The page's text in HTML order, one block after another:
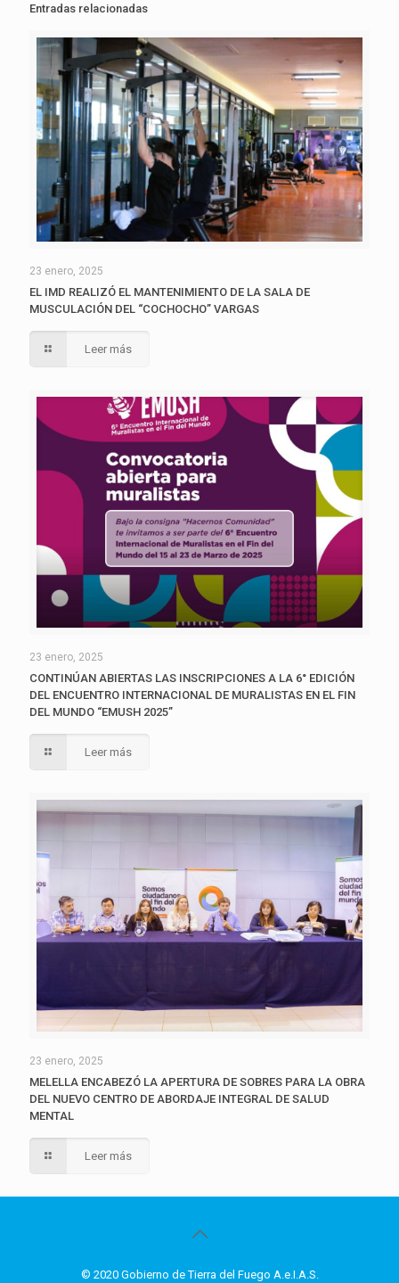
Entradas relacionadas
23 enero, 2025
EL IMD REALIZÓ EL MANTENIMIENTO DE LA SALA DE
MUSCULACIÓN DEL “COCHOCHO” VARGAS
Leer más
23 enero, 2025
CONTINÚAN ABIERTAS LAS INSCRIPCIONES A LA 6° EDICIÓN
DEL ENCUENTRO INTERNACIONAL DE MURALISTAS EN EL FIN
DEL MUNDO “EMUSH 2025”
Leer más
23 enero, 2025
MELELLA ENCABEZÓ LA APERTURA DE SOBRES PARA LA OBRA
DEL NUEVO CENTRO DE ABORDAJE INTEGRAL DE SALUD
MENTAL
Leer más
© 2020 Gobierno de Tierra del Fuego A.e.I.A.S.